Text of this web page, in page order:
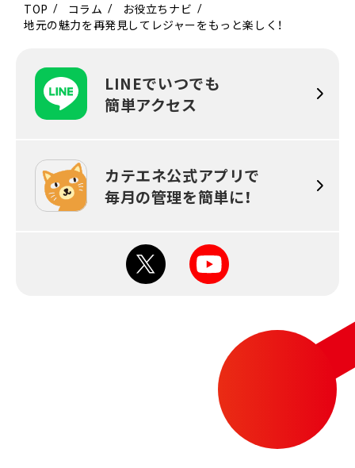
TOP コラム
お役立ちナビ
地元の魅力を再発見してレジャーをもっと楽しく！
LINEでいつでも
簡単アクセス
カテエネ公式アプリで
毎月の管理を簡単に！